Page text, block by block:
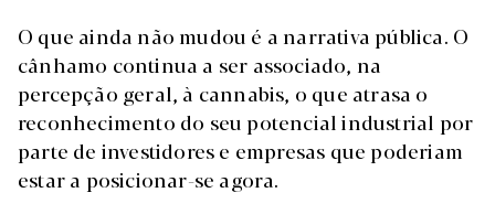
O que ainda não mudou é a narrativa pública. O
cânhamo continua a ser associado, na
percepção geral, à cannabis, o que atrasa o
reconhecimento do seu potencial industrial por
parte de investidores e empresas que poderiam
estar a posicionar-se agora.